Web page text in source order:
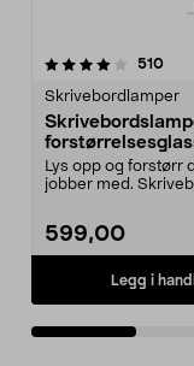
510
Skrivebordlamper
Lys opp og forstørr
jobber med.
599,00
Legg i
4.5 av 5